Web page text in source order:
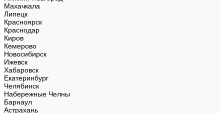
Махачкала
Липецк
Красноярск
Краснодар
Киров
Кемерово
Новосибирск
Ижевск
Хабаровск
Екатеринбург
Челябинск
Набережные Челны
Барнаул
Астрахань